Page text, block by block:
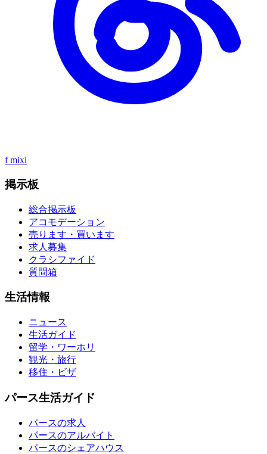
f mixi
掲示板
総合掲示板
アコモデーション
売ります・買います
求人募集
クラシファイド
質問箱
生活情報
ニュース
生活ガイド
留学・ワーホリ
観光・旅行
移住・ビザ
パース生活ガイド
パースの求人
パースのアルバイト
パースのシェアハウス